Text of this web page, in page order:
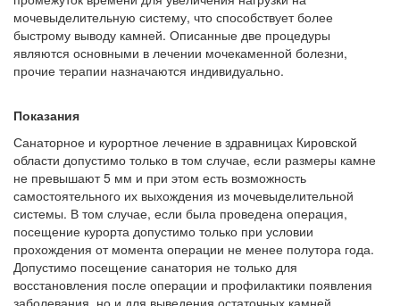
мочевыделительную систему, что способствует более
быстрому выводу камней. Описанные две процедуры
являются основными в лечении мочекаменной болезни,
прочие терапии назначаются индивидуально.
Показания
Санаторное и курортное лечение в здравницах Кировской
области допустимо только в том случае, если размеры камне
не превышают 5 мм и при этом есть возможность
самостоятельного их выхождения из мочевыделительной
системы. В том случае, если была проведена операция,
посещение курорта допустимо только при условии
прохождения от момента операции не менее полутора года.
Допустимо посещение санатория не только для
восстановления после операции и профилактики появления
заболевания, но и для выведения остаточных камней